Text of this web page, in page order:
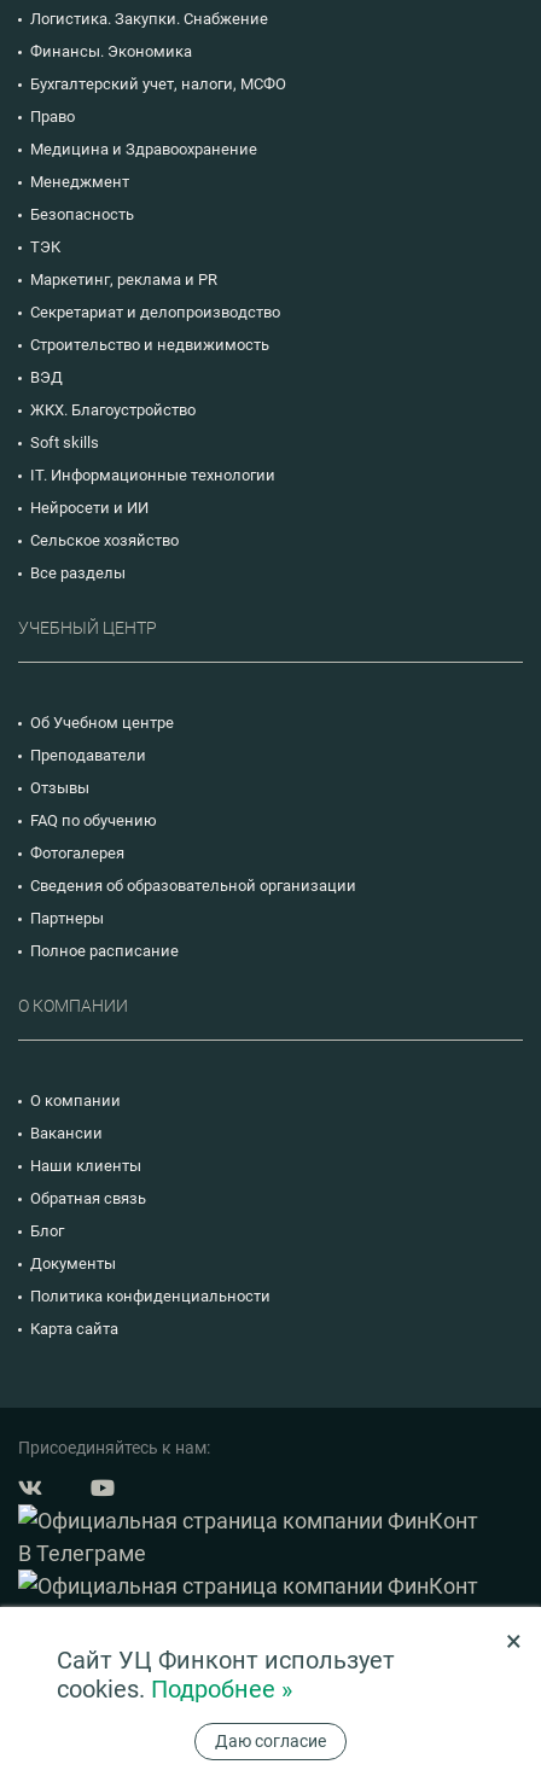
Логистика. Закупки. Снабжение
Финансы. Экономика
Бухгалтерский учет, налоги, МСФО
Право
Медицина и Здравоохранение
Менеджмент
Безопасность
ТЭК
Маркетинг, реклама и PR
Секретариат и делопроизводство
Строительство и недвижимость
ВЭД
ЖКХ. Благоустройство
Soft skills
IT. Информационные технологии
Нейросети и ИИ
Сельское хозяйство
Все разделы
УЧЕБНЫЙ ЦЕНТР
Об Учебном центре
Преподаватели
Отзывы
FAQ по обучению
Фотогалерея
Сведения об образовательной организации
Партнеры
Полное расписание
О КОМПАНИИ
О компании
Вакансии
Наши клиенты
Обратная связь
Блог
Документы
Политика конфиденциальности
Карта сайта
Присоединяйтесь к нам:
Нашли ошибку? Выделите ее и нажмите Ctrl+Enter
Информация на сайте ни при каких условиях не является публичной офертой,
определяемой положениями ч. 2 ст. 437 ГК РФ
×
Сайт УЦ Финконт использует
cookies. Подробнее »
Даю согласие